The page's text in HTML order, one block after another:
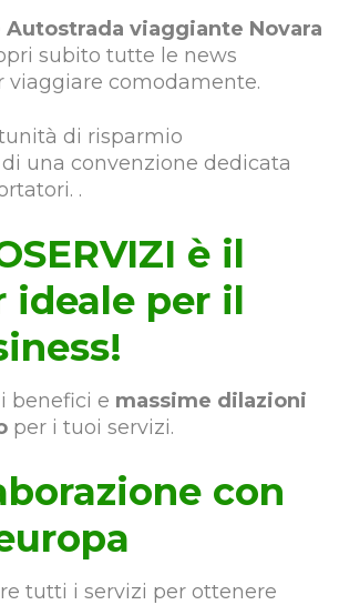
viaggiante Novara
subito tutte le news
viaggiare comodamente.
di risparmio
una convenzione dedicata
.
è il
ideale per il
benefici e massime dilazioni
per i tuoi servizi.
con
tutti i servizi per ottenere